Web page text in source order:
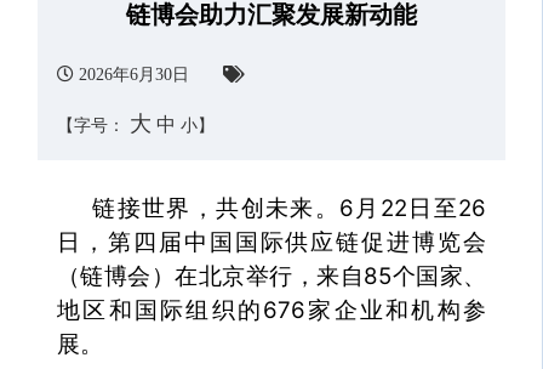
链博会助力汇聚发展新动能
2026年6月30日
【字号： 大 中 小】
链接世界，共创未来。6月22日至26
日，第四届中国国际供应链促进博览会
（链博会）在北京举行，来自85个国家、
地区和国际组织的676家企业和机构参
展。